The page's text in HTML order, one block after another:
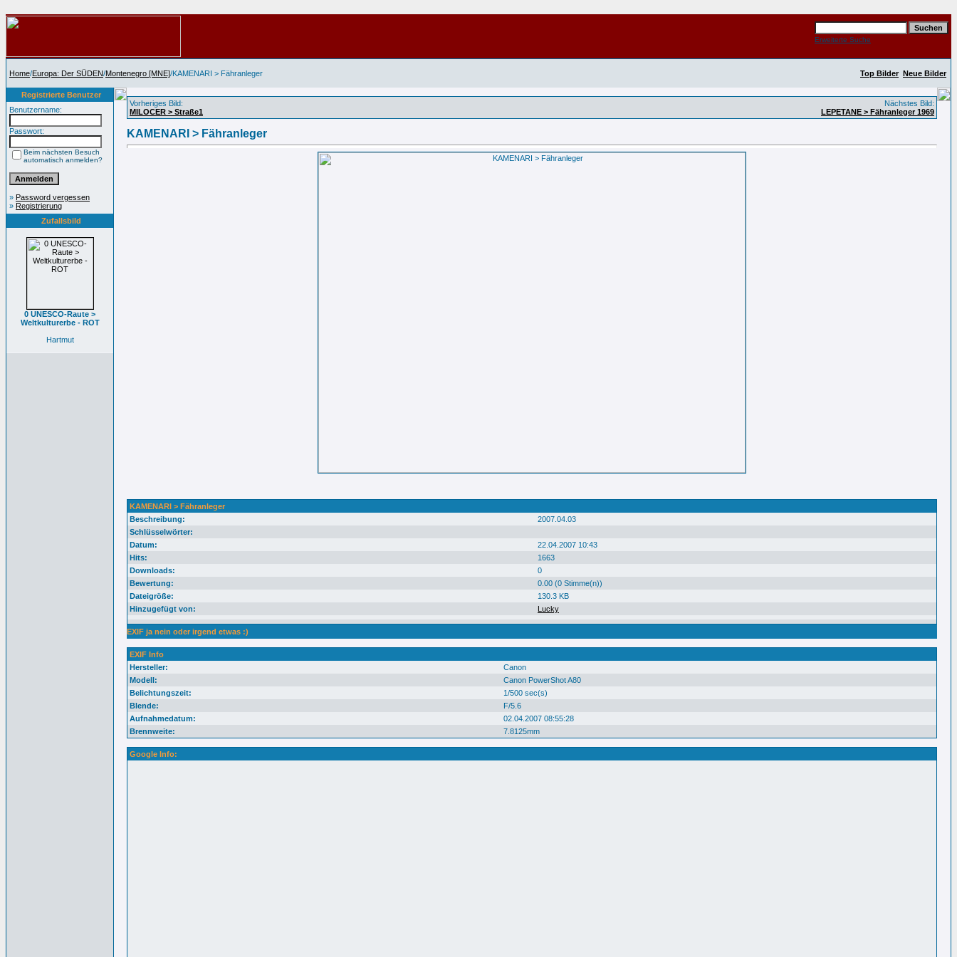
Erweiterte Suche
Home/Europa: Der SÜDEN/Montenegro [MNE]/KAMENARI > Fähranleger Top Bilder Neue Bilder
Registrierte Benutzer
Benutzername:
Passwort:
Beim nächsten Besuch
automatisch anmelden?
» Password vergessen
» Registrierung
Zufallsbild
0 UNESCO-Raute >
Weltkulturerbe - ROT
Hartmut
Vorheriges Bild:
MILOCER > Straße1
Nächstes Bild:
LEPETANE > Fähranleger 1969
KAMENARI > Fähranleger
KAMENARI > Fähranleger
Beschreibung:
2007.04.03
Schlüsselwörter:
Datum:
22.04.2007 10:43
Hits:
1663
Downloads:
0
Bewertung:
0.00 (0 Stimme(n))
Dateigröße:
130.3 KB
Hinzugefügt von:
Lucky
EXIF ja nein oder irgend etwas :)
EXIF Info
Hersteller:
Canon
Modell:
Canon PowerShot A80
Belichtungszeit:
1/500 sec(s)
Blende:
F/5.6
Aufnahmedatum:
02.04.2007 08:55:28
Brennweite:
7.8125mm
Google Info: